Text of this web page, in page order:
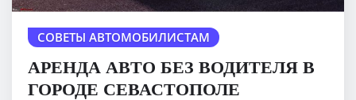
СОВЕТЫ АВТОМОБИЛИСТАМ
АРЕНДА АВТО БЕЗ ВОДИТЕЛЯ В
ГОРОДЕ СЕВАСТОПОЛЕ